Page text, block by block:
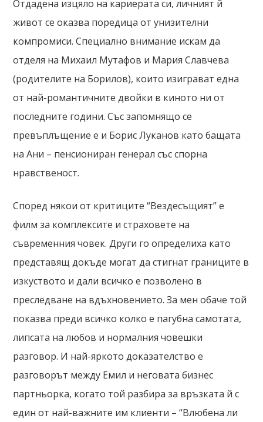
Отдадена изцяло на кариерата си, личният й
живот се оказва поредица от унизителни
компромиси. Специално внимание искам да
отделя на Михаил Мутафов и Мария Славчева
(родителите на Борилов), които изиграват една
от най-романтичните двойки в киното ни от
последните години. Със запомнящо се
превъплъщение е и Борис Луканов като бащата
на Ани – пенсиониран генерал със спорна
нравственост.
Според някои от критиците “Вездесъщият” е
филм за комплексите и страховете на
съвременния човек. Други го определиха като
представящ докъде могат да стигнат границите в
изкуството и дали всичко е позволено в
преследване на вдъхновението. За мен обаче той
показва преди всичко колко е пагубна самотата,
липсата на любов и нормалния човешки
разговор. И най-яркото доказателство е
разговорът между Емил и неговата бизнес
партньорка, когато той разбира за връзката й с
един от най-важните им клиенти – “Влюбена ли